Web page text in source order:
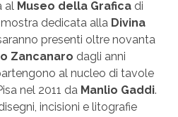
al Museo della Grafica di
dedicata alla Divina
presenti oltre novanta
Zancanaro dagli anni
al nucleo di tavole
nel 2011 da Manlio Gaddi.
incisioni e litografie